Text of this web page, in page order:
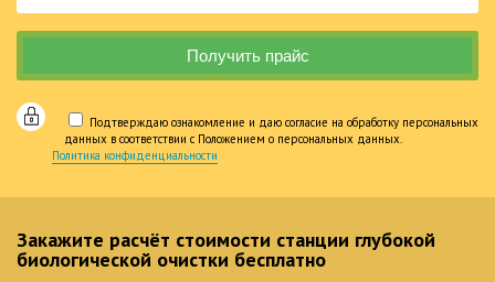
Подтверждаю ознакомление и даю согласие на обработку персональных
данных в соответствии с Положением о персональных данных.
Политика конфиденциальности
Закажите расчёт стоимости станции глубокой
биологической очистки бесплатно